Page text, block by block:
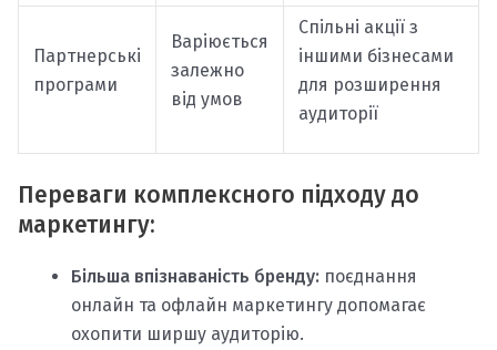
Партнерські
програми
Варіюється
залежно
від умов
Спільні акції з
іншими бізнесами
для розширення
аудиторії
Переваги комплексного підходу до
маркетингу:
Більша впізнаваність бренду: поєднання
онлайн та офлайн маркетингу допомагає
охопити ширшу аудиторію.